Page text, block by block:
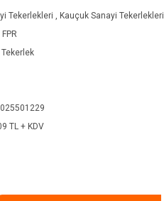
Tekerlekleri , Kauçuk Sanayi Tekerlekleri
TL + KDV